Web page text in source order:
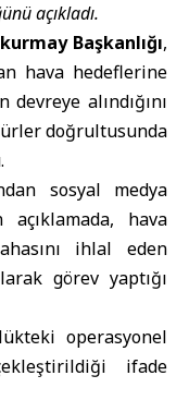
açıkladı.
Başkanlığı,
hava hedeflerine
alındığını
doğrultusunda
sosyal medya
hava
ihlal eden
görev yaptığı
operasyonel
ifade